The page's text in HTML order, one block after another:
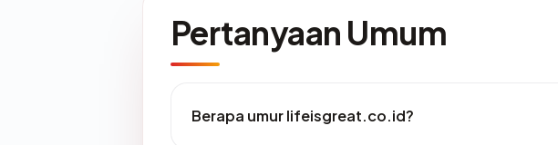
Pertanyaan Umum
Berapa umur lifeisgreat.co.id?